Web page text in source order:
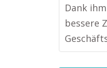
Dank
bessere